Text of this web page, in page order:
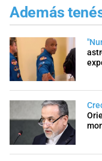
Además